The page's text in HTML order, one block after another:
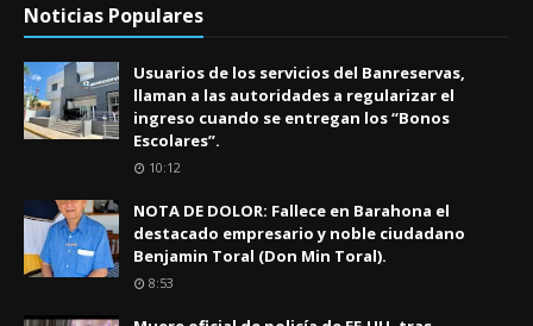
Noticias Populares
Usuarios de los servicios del Banreservas,
llaman a las autoridades a regularizar el
ingreso cuando se entregan los “Bonos
Escolares”.
10:12
NOTA DE DOLOR: Fallece en Barahona el
destacado empresario y noble ciudadano
Benjamin Toral (Don Min Toral).
8:53